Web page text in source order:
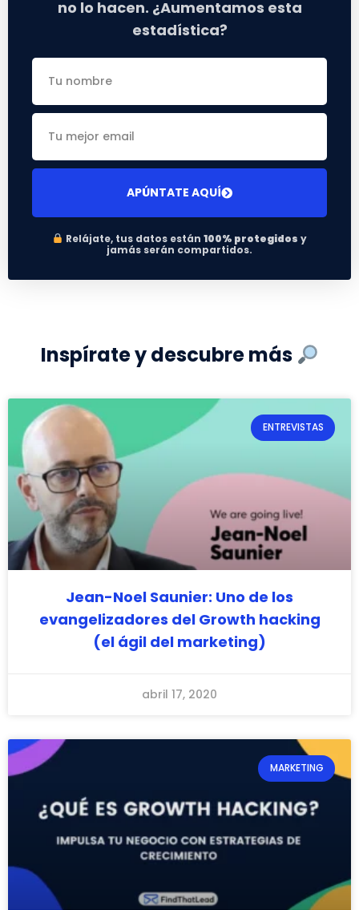
no lo hacen. ¿Aumentamos esta
estadística?
APÚNTATE AQUÍ
Relájate, tus datos están 100% protegidos y
jamás serán compartidos.
Inspírate y descubre más
ENTREVISTAS
Jean-Noel Saunier: Uno de los
evangelizadores del Growth hacking
(el ágil del marketing)
abril 17, 2020
MARKETING